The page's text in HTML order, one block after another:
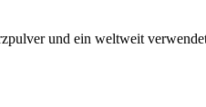
und ein weltweit